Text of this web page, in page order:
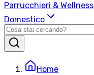
Parrucchieri & Wellness
Domestico
Home